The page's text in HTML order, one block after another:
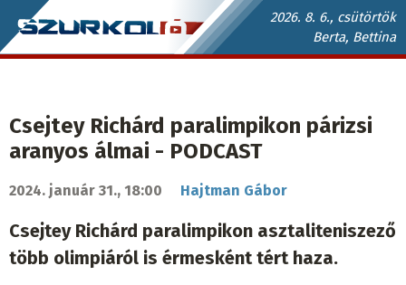
Ugrás
a
2026. 8. 6., csütörtök
Berta, Bettina
Szurkoló.sk
Csejtey Richárd paralimpikon párizsi
aranyos álmai - PODCAST
2024. január 31., 18:00 Hajtman Gábor
Csejtey Richárd paralimpikon asztaliteniszező
több olimpiáról is érmesként tért haza.